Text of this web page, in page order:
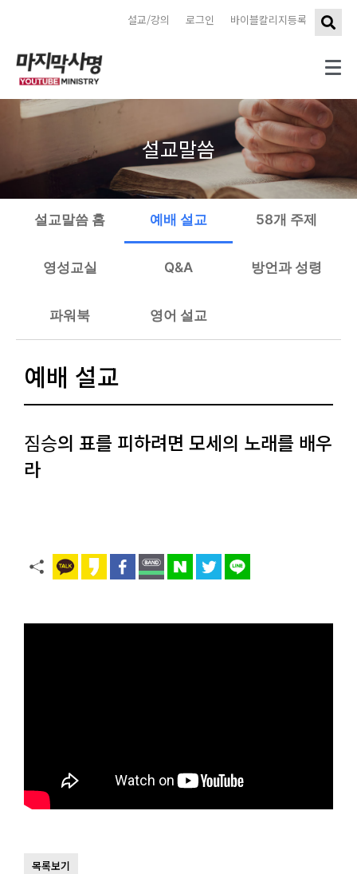
바이블칼리지등록
로그인
설교/강의
설교말씀
설교말씀 홈 예배 설교 58개 주제
영성교실 Q&A 방언과 성령
파워북 영어 설교
예배 설교
짐승의 표를 피하려면 모세의 노래를 배우
라
목록보기